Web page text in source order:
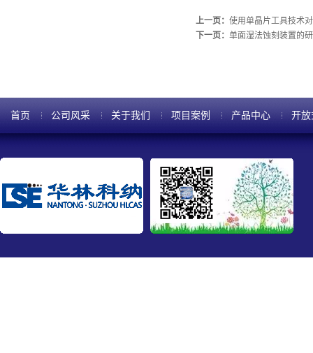
上一页： 使用单晶片工具技术
下一页： 单面湿法蚀刻装置的
首页 公司风采 关于我们 项目案例 产品中心 开放